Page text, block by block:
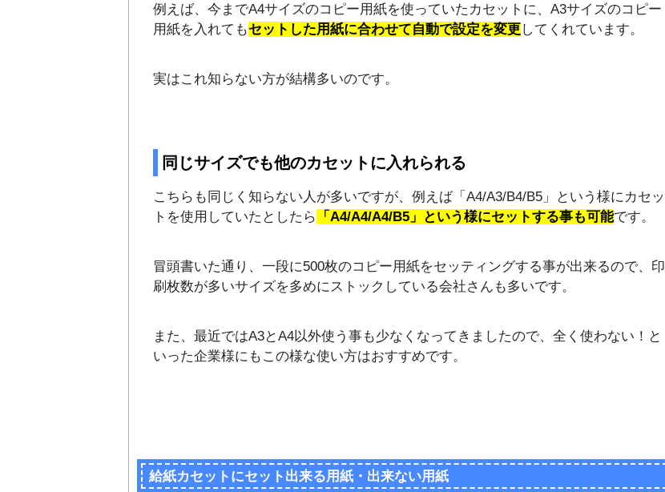
例えば、今までA4サイズのコピー用紙を使っていたカセットに、A3サイズのコピー
用紙を入れてもセットした用紙に合わせて自動で設定を変更 してくれています。
実はこれ知らない方が結構多いのです。
同じサイズでも他のカセットに入れられる
こちらも同じく知らない人が多いですが、例えば「A4/A3/B4/B5」という様にカセッ
トを使用していたとしたら
「A4/A4/A4/B5」という様にセットする事も可能です。
冒頭書いた通り、一段に500枚のコピー用紙をセッティングする事が出来るので、印
刷枚数が多いサイズを多めにストックしている会社さんも多いです。
また、最近ではA3とA4以外使う事も少なくなってきましたので、全く使わない！と
いった企業様にもこの様な使い方はおすすめです。
給紙カセットにセット出来る用紙・出来ない用紙